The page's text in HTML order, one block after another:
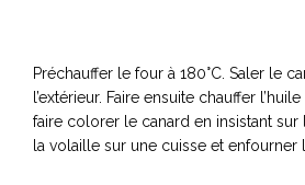
Préchauffer le four à 180°C. Saler le
l’extérieur. Faire ensuite chauffer
faire colorer le canard en insistant sur
la volaille sur une cuisse et enfourner